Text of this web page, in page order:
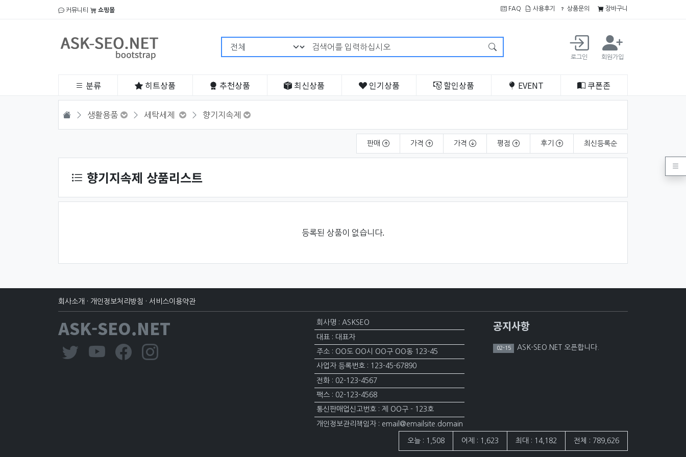
커뮤니티 쇼핑몰 FAQ 사용후기 상품문의 장바구니
검색어 필수
로그인 회원가입
분류 히트상품 추천상품 최신상품 인기상품 할인상품 EVENT 쿠폰존
HOME 생활용품 세탁세제 향기지속제
판매 가격 가격 평점 후기 최신등록순
향기지속제 상품리스트
등록된 상품이 없습니다.
회사소개 · 개인정보처리방침 · 서비스이용약관
ASK-SEO.NET 회사명 : ASKSEO
대표 : 대표자
주소 : OO도 OO시 OO구 OO동 123-45
사업자 등록번호 : 123-45-67890
전화 : 02-123-4567
팩스 : 02-123-4568
통신판매업신고번호 : 제 OO구 - 123호
개인정보관리책임자 : email@emailsite.domain
공지사항
02-15 ASK-SEO.NET 오픈합니다.
접속자집계
오늘 : 1,508 어제 : 1,623 최대 : 14,182 전체 : 789,626